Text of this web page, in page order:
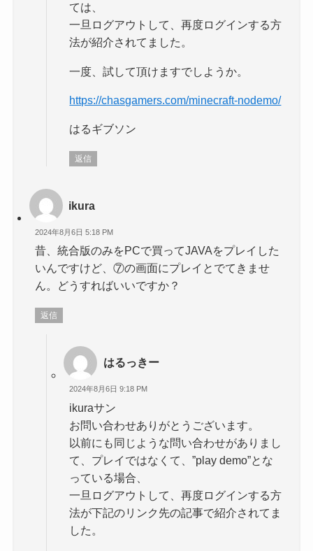
ては、
一旦ログアウトして、再度ログインする方
法が紹介されてました。
一度、試して頂けますでしようか。
https://chasgamers.com/minecraft-nodemo/
はるギブソン
返信
ikura
2024年8月6日 5:18 PM
昔、統合版のみをPCで買ってJAVAをプレイした
いんですけど、⑦の画面にプレイとでてきませ
ん。どうすればいいですか？
返信
はるっきー
2024年8月6日 9:18 PM
ikuraサン
お問い合わせありがとうございます。
以前にも同じような問い合わせがありまし
て、プレイではなくて、”play demo”とな
っている場合、
一旦ログアウトして、再度ログインする方
法が下記のリンク先の記事で紹介されてま
した。